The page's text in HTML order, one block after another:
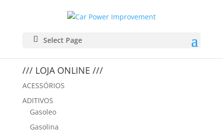
Select Page
2.7i 275CV
/// LOJA ONLINE ///
ACESSÓRIOS
ADITIVOS
Gasoleo
Gasolina